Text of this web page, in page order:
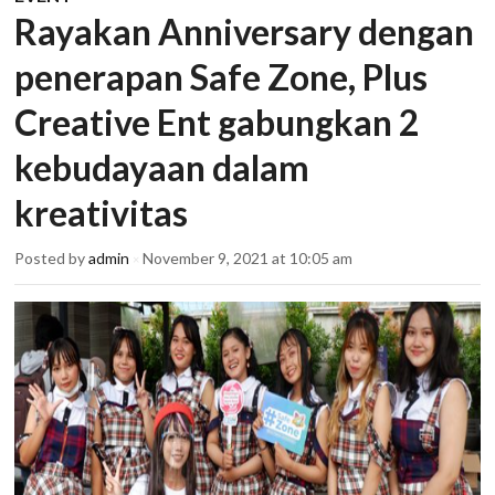
Rayakan Anniversary dengan
penerapan Safe Zone, Plus
Creative Ent gabungkan 2
kebudayaan dalam
kreativitas
Posted byadmin November 9, 2021 at 10:05 am